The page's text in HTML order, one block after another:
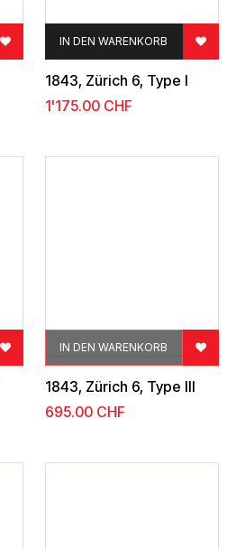
1843, Zürich 6, Type I
IN DEN WARENKORB
1'175.00CHF
1843, Zürich 6, Type III
IN DEN WARENKORB
695.00CHF